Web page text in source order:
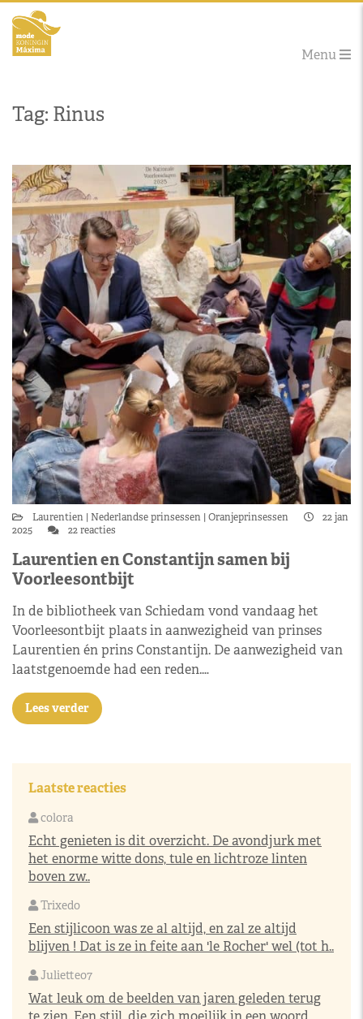
Menu
Tag: Rinus
Laurentien Nederlandse prinsessen Oranjeprinsessen
22 jan
2025
22 reacties
Laurentien en Constantijn samen bij
Voorleesontbijt
In de bibliotheek van Schiedam vond vandaag het
Voorleesontbijt plaats in aanwezigheid van prinses
Laurentien én prins Constantijn. De aanwezigheid van
laatstgenoemde had een reden.…
Lees verder
Laatste reacties
colora
Echt genieten is dit overzicht. De avondjurk met
het enorme witte dons, tule en lichtroze linten
boven zw..
Trixedo
Een stijlicoon was ze al altijd, en zal ze altijd
blijven ! Dat is ze in feite aan 'le Rocher' wel (tot h..
Juliette07
Wat leuk om de beelden van jaren geleden terug